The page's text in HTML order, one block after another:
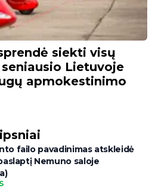
siekti visų
Lietuvoje
apmokestinimo
failo pavadinimas atskleidė
Nemuno saloje